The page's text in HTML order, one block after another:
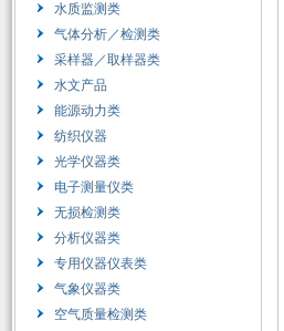
水质监测类
气体分析／检测类
采样器／取样器类
水文产品
能源动力类
纺织仪器
光学仪器类
电子测量仪类
无损检测类
分析仪器类
专用仪器仪表类
气象仪器类
空气质量检测类